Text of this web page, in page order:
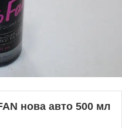
нова авто 500 мл